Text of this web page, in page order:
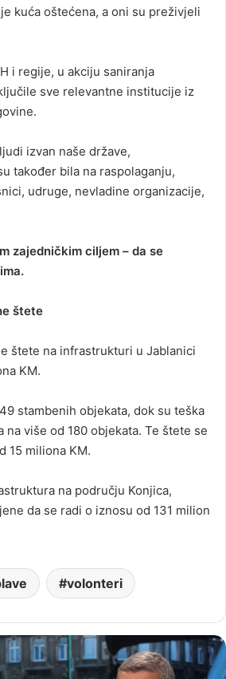
kuća oštećena, a oni su preživjeli
i regije, u akciju saniranja
sve relevantne institucije iz
izvan naše države,
također bila na raspolaganju,
udruge, nevladine organizacije,
zajedničkim ciljem – da se
štete
štete na infrastrukturi u Jablanici
KM.
stambenih objekata, dok su teška
na više od 180 objekata. Te štete se
15 miliona KM.
na području Konjica,
da se radi o iznosu od 131 milion
volonteri